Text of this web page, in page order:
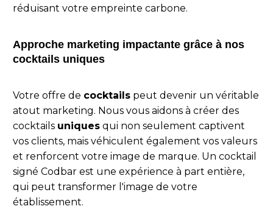
réduisant votre empreinte carbone.
Approche marketing impactante grâce à nos
cocktails uniques
Votre offre de cocktails peut devenir un véritable
atout marketing. Nous vous aidons à créer des
cocktails uniques qui non seulement captivent
vos clients, mais véhiculent également vos valeurs
et renforcent votre image de marque. Un cocktail
signé Codbar est une expérience à part entière,
qui peut transformer l'image de votre
établissement.